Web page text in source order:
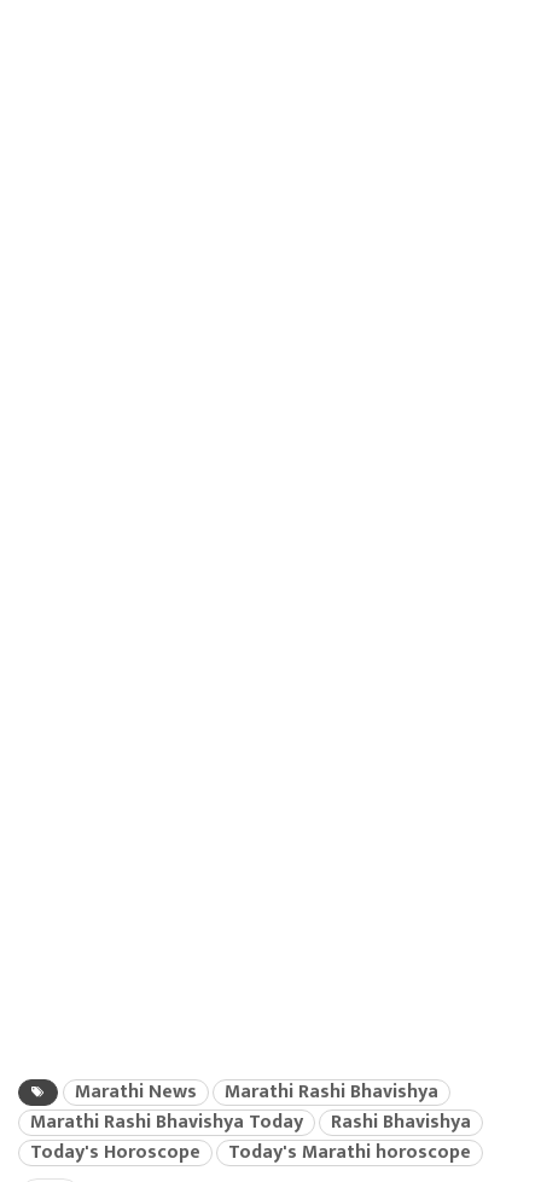
Marathi News
Marathi Rashi Bhavishya
Marathi Rashi Bhavishya Today
Rashi Bhavishya
Today's Horoscope
Today's Marathi horoscope